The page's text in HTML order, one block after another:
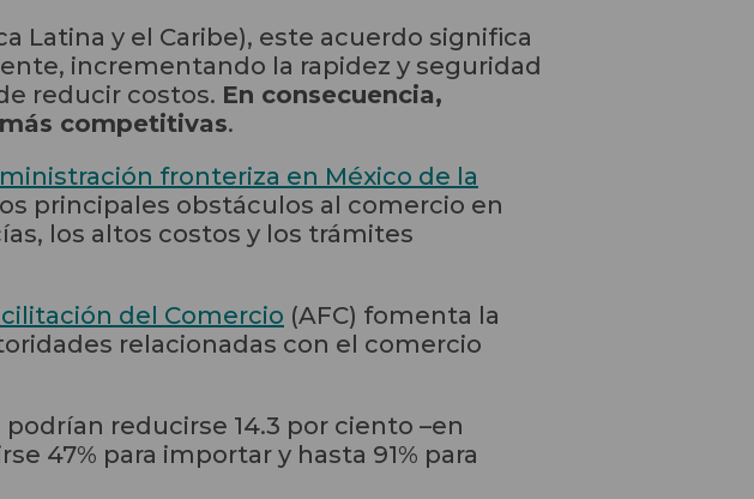
Latina y el Caribe), este acuerdo significa
incrementando la rapidez y seguridad
reducir costos. En consecuencia,
competitivas.
fronteriza en México de la
principales obstáculos al comercio en
los altos costos y los trámites
del Comercio (AFC) fomenta la
relacionadas con el comercio
reducirse 14.3 por ciento –en
47% para importar y hasta 91% para